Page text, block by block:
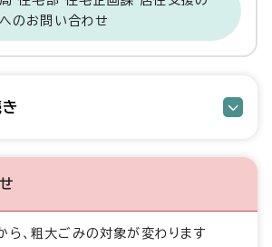
のお問い合わせ
、粗大ごみの対象が変わります